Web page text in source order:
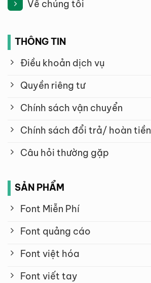
Về chúng tôi
THÔNG TIN
Điều khoản dịch vụ
Quyền riêng tư
Chính sách vận chuyển
Chính sách đổi trả/ hoàn tiền
Câu hỏi thường gặp
SẢN PHẨM
Font Miễn Phí
Font quảng cáo
Font việt hóa
Font viết tay